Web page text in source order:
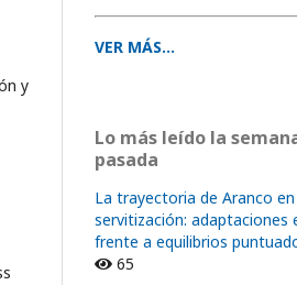
y
VER MÁS...
Lo más leído la
pasada
La trayectoria de Aranco en
servitización: adaptaciones
frente a equilibrios
65